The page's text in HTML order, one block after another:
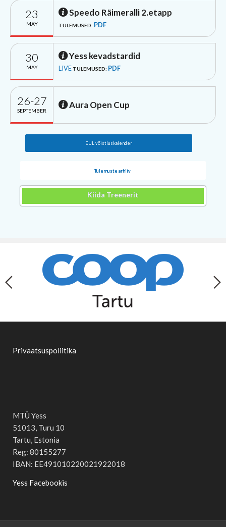
23
MAY
Speedo Räimeralli 2.etapp
TULEMUSED: PDF
30
MAY
Yess kevadstardid
LIVE TULEMUSED: PDF
26-27
SEPTEMBER
Aura Open Cup
EUL võistluskalender
Tulemuste arhiiv
Kiida Treenerit
Privaatsuspoliitika
MTÜ Yess
51013, Turu 10
Tartu, Estonia
Reg: 80155277
IBAN: EE491010220021922018
Yess Facebookis